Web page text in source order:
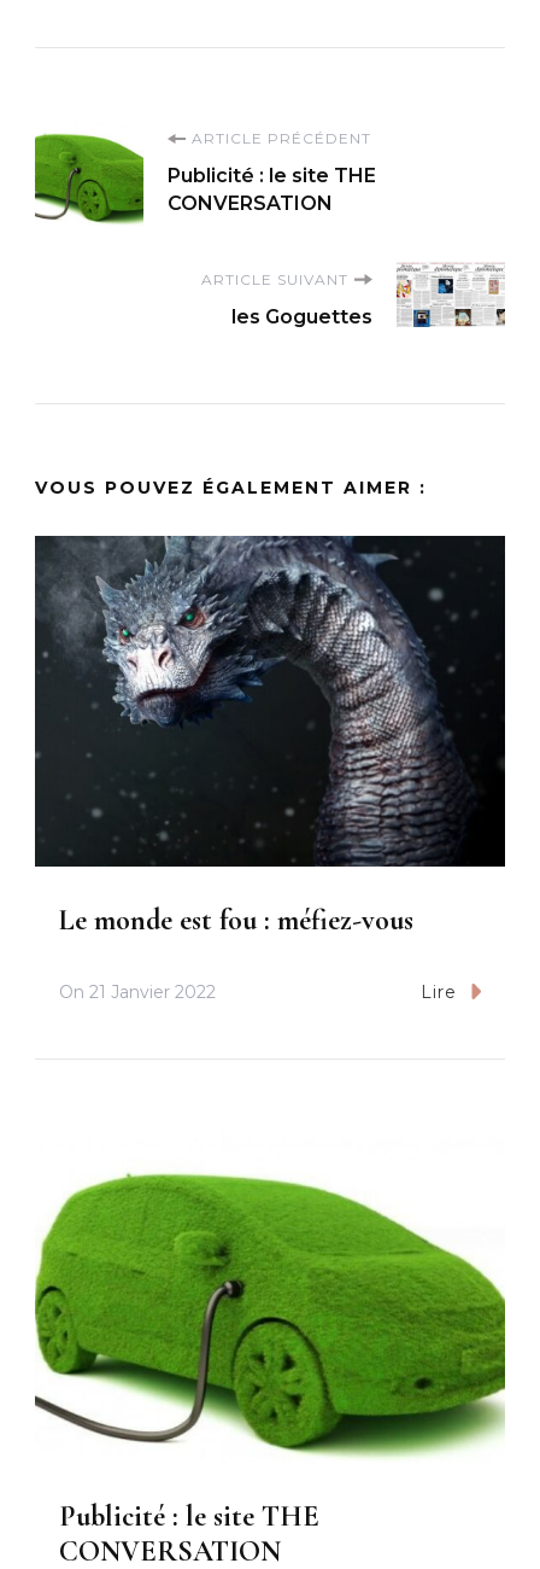
Navigation
d'article
ARTICLE PRÉCÉDENT
Publicité : le site THE
CONVERSATION
ARTICLE SUIVANT
les Goguettes
VOUS POUVEZ ÉGALEMENT AIMER :
Le monde est fou : méfiez-vous
On 21 Janvier 2022 Lire
Publicité : le site THE
CONVERSATION